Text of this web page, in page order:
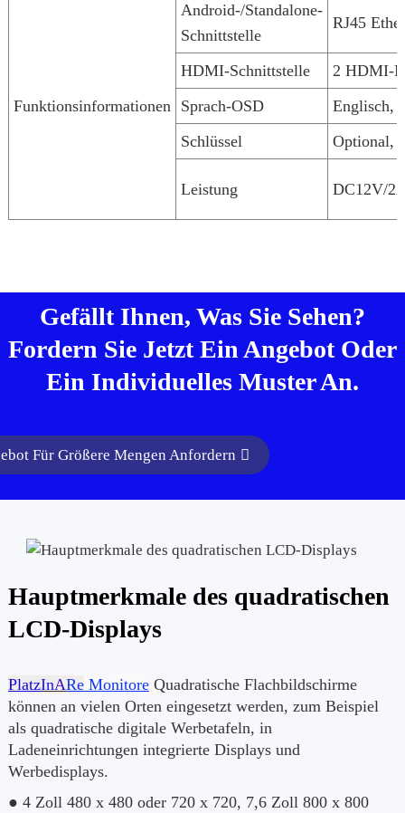
Funktionsinformationen
Android-/Standalone-
Schnittstelle
RJ45
HDMI-Schnittstelle
2 HDMI-
Sprach-OSD
Englisch,
Schlüssel
Optional,
Leistung DC12V/
Gefällt Ihnen, Was Sie Sehen?
Fordern Sie Jetzt Ein Angebot Oder
Ein Individuelles Muster An.
Für Größere Mengen Anfordern
Hauptmerkmale des quadratischen
LCD-Displays
PlatzInAReMonitore Quadratische Flachbildschirme
können an vielen Orten eingesetzt werden, zum Beispiel
als quadratische digitale Werbetafeln, in
Ladeneinrichtungen integrierte Displays und
Werbedisplays.
● 4 Zoll 480 x 480 oder 720 x 720, 7,6 Zoll 800 x 800